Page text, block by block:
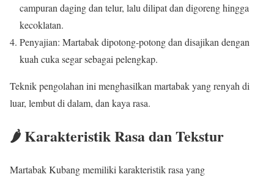
campuran daging dan telur, lalu dilipat dan digoreng hingga
kecoklatan.
Penyajian: Martabak dipotong-potong dan disajikan dengan
kuah cuka segar sebagai pelengkap.
Teknik pengolahan ini menghasilkan martabak yang renyah di
luar, lembut di dalam, dan kaya rasa.
🌶️ Karakteristik Rasa dan Tekstur
Martabak Kubang memiliki karakteristik rasa yang